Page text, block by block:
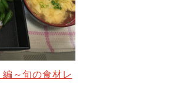
～旬の食材レ